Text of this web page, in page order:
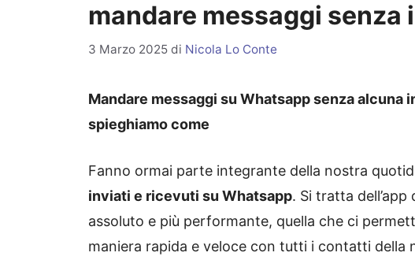
mandare messaggi senza
3 Marzo 2025 di Nicola Lo Conte
Mandare messaggi su Whatsapp senza alcuna
spieghiamo come
Fanno ormai parte integrante della nostra
inviati e ricevuti su Whatsapp. Si tratta
assoluto e più performante, quella che ci
maniera rapida e veloce con tutti i contatti della